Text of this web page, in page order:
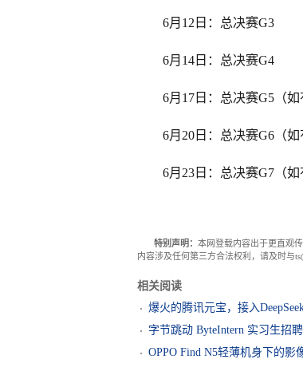
6月12日：总决赛G3
6月14日：总决赛G4
6月17日：总决赛G5（如
6月20日：总决赛G6（如
6月23日：总决赛G7（如
特别声明： 本网登载内容出于更直观
内容涉及任何第三方合法权利，请及时与
相关阅读
爆火的腾讯元宝，接入
字节跳动 ByteIntern 实习生招
OPPO Find N5轻薄机身下的